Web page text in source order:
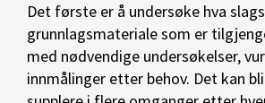
Det første er å undersøke hva slags
grunnlagsmateriale som er
med nødvendige undersøkelser,
innmålinger etter behov. Det kan